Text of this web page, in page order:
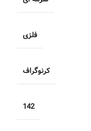
فلزی
کرنوگراف
142